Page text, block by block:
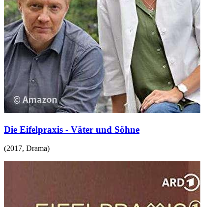
Die Eifelpraxis - Väter und Söhne
(2017, Drama)